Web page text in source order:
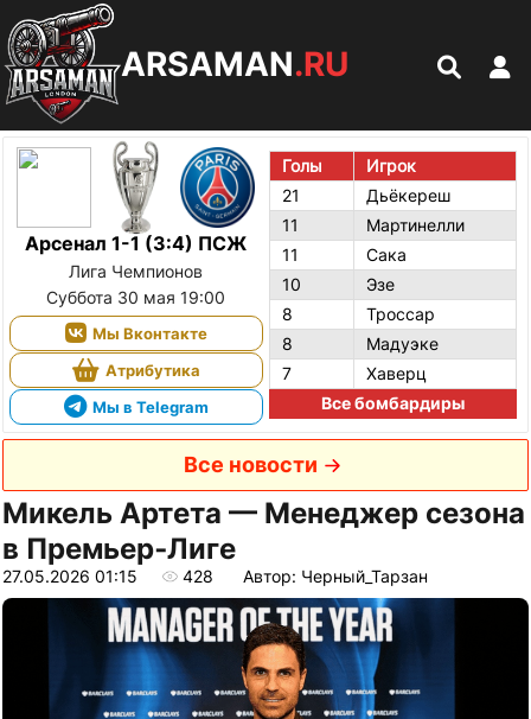
ARSAMAN.RU
Арсенал 1-1 (3:4) ПСЖ
Лига Чемпионов
Суббота 30 мая 19:00
Мы Вконтакте
Атрибутика
Мы в Telegram
Голы
Игрок
21
Дьёкереш
11
Мартинелли
11
Сака
10
Эзе
8
Троссар
8
Мадуэке
7
Хаверц
Все бомбардиры
Все новости
Микель Артета — Менеджер сезона
в Премьер‑Лиге
27.05.2026 01:15 428 Автор: Черный_Тарзан